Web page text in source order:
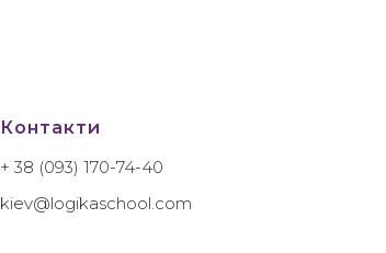
Контакти
+ 38 (093) 170-74-40
kiev@logikaschool.com